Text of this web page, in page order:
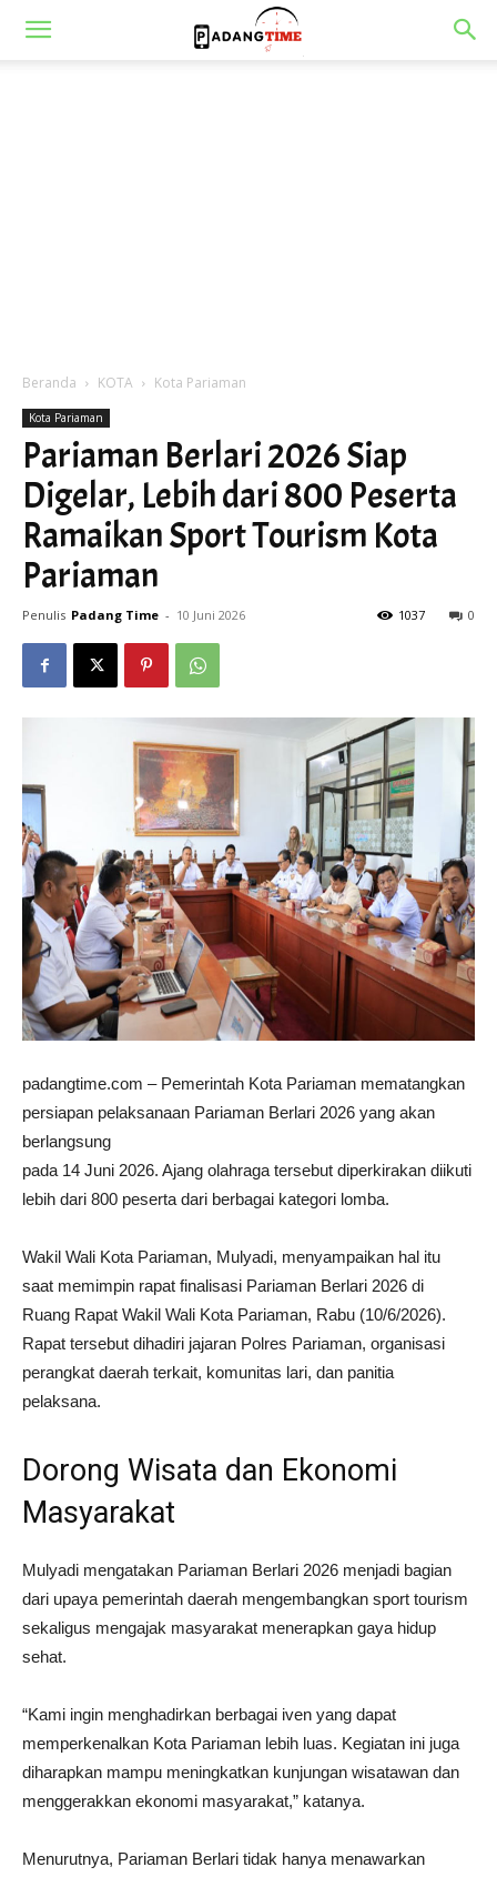
Beranda KOTA Kota Pariaman
Kota Pariaman
Pariaman Berlari 2026 Siap
Digelar, Lebih dari 800 Peserta
Ramaikan Sport Tourism Kota
Pariaman
Penulis Padang Time - 10 Juni 2026 0
1037
padangtime.com – Pemerintah Kota Pariaman mematangkan
persiapan pelaksanaan Pariaman Berlari 2026 yang akan
berlangsung
pada 14 Juni 2026. Ajang olahraga tersebut diperkirakan diikuti
lebih dari 800 peserta dari berbagai kategori lomba.
Wakil Wali Kota Pariaman, Mulyadi, menyampaikan hal itu
saat memimpin rapat finalisasi Pariaman Berlari 2026 di
Ruang Rapat Wakil Wali Kota Pariaman, Rabu (10/6/2026).
Rapat tersebut dihadiri jajaran Polres Pariaman, organisasi
perangkat daerah terkait, komunitas lari, dan panitia
pelaksana.
Dorong Wisata dan Ekonomi
Masyarakat
Mulyadi mengatakan Pariaman Berlari 2026 menjadi bagian
dari upaya pemerintah daerah mengembangkan sport tourism
sekaligus mengajak masyarakat menerapkan gaya hidup
sehat.
“Kami ingin menghadirkan berbagai iven yang dapat
memperkenalkan Kota Pariaman lebih luas. Kegiatan ini juga
diharapkan mampu meningkatkan kunjungan wisatawan dan
menggerakkan ekonomi masyarakat,” katanya.
Menurutnya, Pariaman Berlari tidak hanya menawarkan